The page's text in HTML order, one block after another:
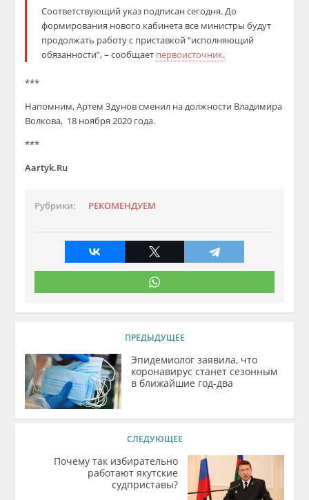
Соответствующий указ подписан сегодня. До
формирования нового кабинета все министры будут
продолжать работу с приставкой “исполняющий
обязанности”, – сообщает первоисточник.
***
Напомним, Артем Здунов сменил на должности Владимира
Волкова, 18 ноября 2020 года.
***
Aartyk.Ru
Рубрики: РЕКОМЕНДУЕМ
ПРЕДЫДУЩЕЕ
Эпидемиолог заявила, что
коронавирус станет сезонным
в ближайшие год-два
СЛЕДУЮЩЕЕ
Почему так избирательно
работают якутские
судприставы?